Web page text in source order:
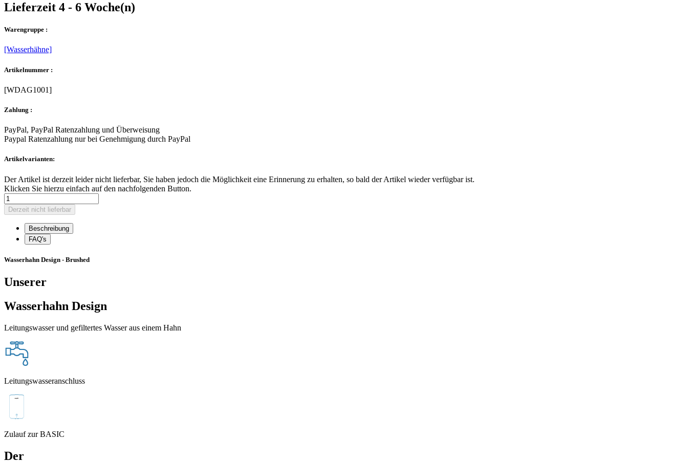
Lieferzeit 4 - 6 Woche(n)
Warengruppe :
[Wasserhähne]
Artikelnummer :
[WDAG1001]
Zahlung :
PayPal, PayPal Ratenzahlung und Überweisung
Paypal Ratenzahlung nur bei Genehmigung durch PayPal
Artikelvarianten:
Der Artikel ist derzeit leider nicht lieferbar, Sie haben jedoch die Möglichkeit eine Erinnerung zu erhalten, so bald der Artikel wieder verfügbar ist.
Klicken Sie hierzu einfach auf den nachfolgenden Button.
Beschreibung
FAQ's
Wasserhahn Design - Brushed
Unserer
Wasserhahn Design
Leitungswasser und gefiltertes Wasser aus einem Hahn
Leitungswasseranschluss
Zulauf zur BASIC
Der